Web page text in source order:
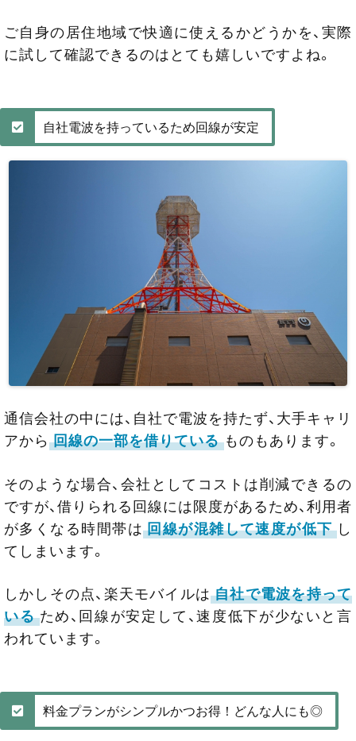
ご自身の居住地域で快適に使えるかどうかを、実際
に試して確認できるのはとても嬉しいですよね。
自社電波を持っているため回線が安定
通信会社の中には、自社で電波を持たず、大手キャリ
アから 回線の一部を借りている ものもあります。
そのような場合、会社としてコストは削減できるの
ですが、借りられる回線には限度があるため、利用者
が多くなる時間帯は 回線が混雑して速度が低下 し
てしまいます。
しかしその点、楽天モバイルは 自社で電波を持って
いる ため、回線が安定して、速度低下が少ないと言
われています。
料金プランがシンプルかつお得！どんな人にも◎